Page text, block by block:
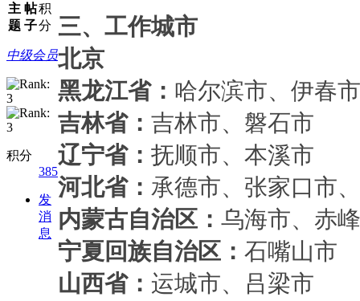
主
题
帖
子
积
分
中级会员
积分
385
发
消
息
三、工作城市
北京
黑龙江省： 哈尔滨市、伊春
吉林省： 吉林市、磐石市
辽宁省： 抚顺市、本溪市
河北省： 承德市、张家口市
内蒙古自治区： 乌海市、赤
宁夏回族自治区： 石嘴山市
山西省： 运城市、吕梁市